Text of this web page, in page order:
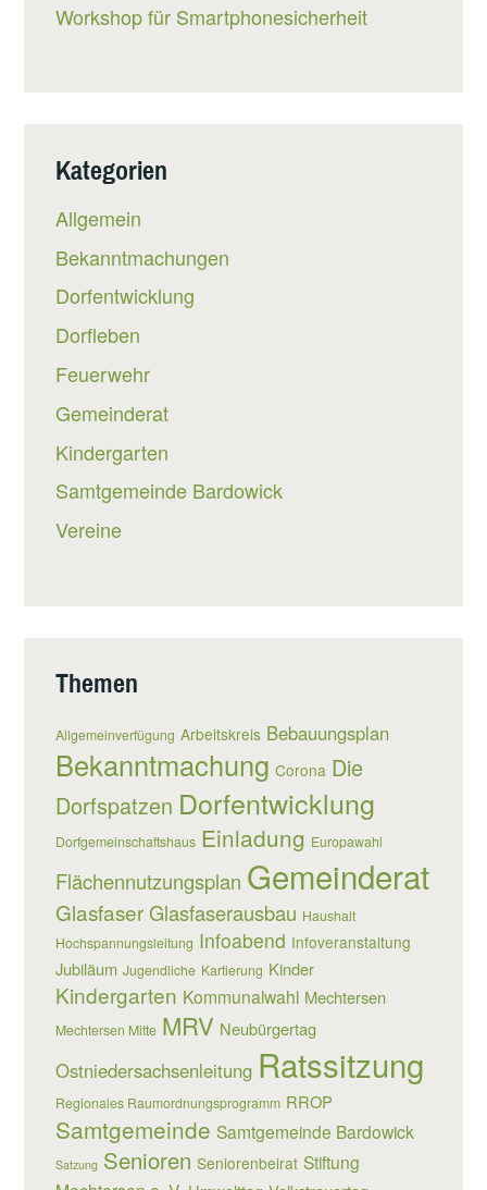
Workshop für Smartphonesicherheit
Kategorien
Allgemein
Bekanntmachungen
Dorfentwicklung
Dorfleben
Feuerwehr
Gemeinderat
Kindergarten
Samtgemeinde Bardowick
Vereine
Themen
Allgemeinverfügung Arbeitskreis Bebauungsplan
Bekanntmachung Corona Die
Dorfspatzen Dorfentwicklung
Dorfgemeinschaftshaus Einladung Europawahl
Flächennutzungsplan Gemeinderat
Glasfaser Glasfaserausbau Haushalt
Hochspannungsleitung Infoabend Infoveranstaltung
Jubiläum Jugendliche Kartierung Kinder
Kindergarten Kommunalwahl Mechtersen
Mechtersen Mitte MRV Neubürgertag
Ostniedersachsenleitung Ratssitzung
Regionales Raumordnungsprogramm RROP
Samtgemeinde Samtgemeinde Bardowick
Satzung Senioren Seniorenbeirat Stiftung